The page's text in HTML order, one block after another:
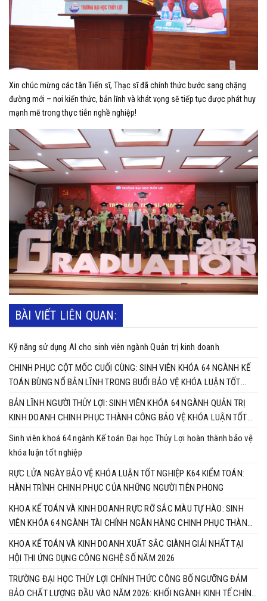
Xin chúc mừng các tân Tiến sĩ, Thạc sĩ đã chính thức bước sang chặng
đường mới – nơi kiến thức, bản lĩnh và khát vọng sẽ tiếp tục được phát huy
mạnh mẽ trong thực tiễn nghề nghiệp!
BÀI VIẾT LIÊN QUAN:
Kỹ năng sử dụng AI cho sinh viên ngành Quản trị kinh doanh
CHINH PHỤC CỘT MỐC CUỐI CÙNG: SINH VIÊN KHÓA 64 NGÀNH KẾ
TOÁN BÙNG NỔ BẢN LĨNH TRONG BUỔI BẢO VỆ KHÓA LUẬN TỐT
NGHIỆP
BẢN LĨNH NGƯỜI THỦY LỢI: SINH VIÊN KHÓA 64 NGÀNH QUẢN TRỊ
KINH DOANH CHINH PHỤC THÀNH CÔNG BẢO VỆ KHÓA LUẬN TỐT
Sinh viên khoá 64 ngành Kế toán Đại học Thủy Lợi hoàn thành bảo vệ
khóa luận tốt nghiệp
RỰC LỬA NGÀY BẢO VỆ KHÓA LUẬN TỐT NGHIỆP K64 KIỂM TOÁN:
HÀNH TRÌNH CHINH PHỤC CỦA NHỮNG NGƯỜI TIÊN PHONG
KHOA KẾ TOÁN VÀ KINH DOANH RỰC RỠ SẮC MÀU TỰ HÀO: SINH
VIÊN KHÓA 64 NGÀNH TÀI CHÍNH NGÂN HÀNG CHINH PHỤC THÀNH
CÔNG KHÓA LUẬN TỐT NGHIỆP
KHOA KẾ TOÁN VÀ KINH DOANH XUẤT SẮC GIÀNH GIẢI NHẤT TẠI
HỘI THI ỨNG DỤNG CÔNG NGHỆ SỐ NĂM 2026
TRƯỜNG ĐẠI HỌC THỦY LỢI CHÍNH THỨC CÔNG BỐ NGƯỠNG ĐẢM
BẢO CHẤT LƯỢNG ĐẦU VÀO NĂM 2026: KHỐI NGÀNH KINH TẾ CHÍNH